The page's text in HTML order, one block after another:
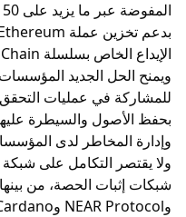
الإيداع الخاص بسلسلة Beacon Chain.
ويمنح الحل الجديد
للمشاركة في عمليات
بحفظ الأصول والسيطرة
وإدارة المخاطر لدى
ولا يقتصر التكامل على شبكة